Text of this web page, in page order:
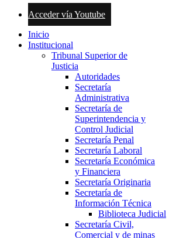
Acceder vía Youtube
Inicio
Institucional
Tribunal Superior de
Justicia
Autoridades
Secretaría
Administrativa
Secretaría de
Superintendencia y
Control Judicial
Secretaría Penal
Secretaría Laboral
Secretaría Económica
y Financiera
Secretaría Originaria
Secretaría de
Información Técnica
Biblioteca Judicial
Secretaría Civil,
Comercial y de minas